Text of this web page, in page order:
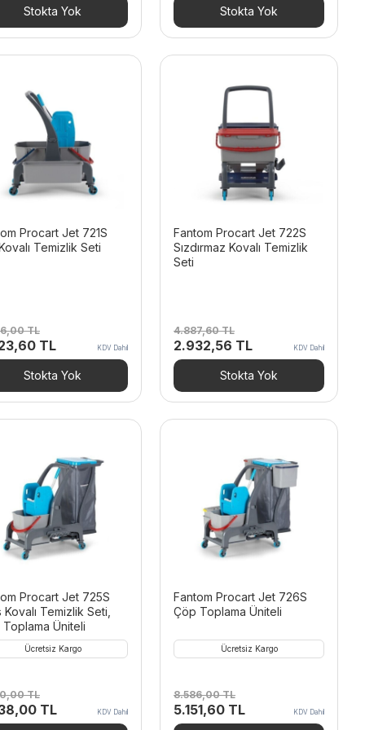
TL.fiyat:
1.937,52 TL.
Stokta Yok
5.025,60 TL.fiyat:
3.015,36 TL.
Stokta Yok
Procart Jet 721S
Temizlik Seti
TL
TL.
TLŞu
andaki
fiyat:
3.423,60 TL.
KDV Dahil
Stokta Yok
Fantom Procart Jet 722S
Sızdırmaz Kovalı Temizlik
Seti
4.887,60TL
Orijinal
fiyat:
4.887,60 TL.
2.932,56 TLŞu
andaki
fiyat:
2.932,56 TL.
KDV Dahil
Stokta Yok
Procart Jet 725S
Kovalı Temizlik Seti,
Üniteli
Ücretsiz Kargo
TL
TLŞu
andaki
KDV Dahil
Fantom Procart Jet 726S
Çöp Toplama Üniteli
Ücretsiz Kargo
8.586,00TL
Orijinal
fiyat:
5.151,60 TLŞu
andaki
KDV Dahil